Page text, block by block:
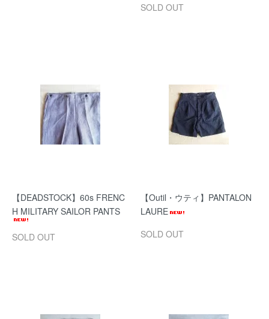
SOLD OUT
【DEADSTOCK】60s FRENC
H MILITARY SAILOR PANTS
SOLD OUT
【Outil・ウティ】PANTALON
LAURE
SOLD OUT